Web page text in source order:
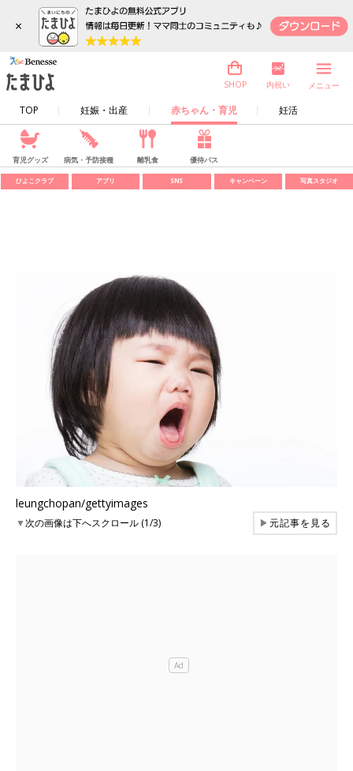
×
TOP 妊娠・出産 赤ちゃん・育児 妊活
SHOP 内祝い メニュー
育児グッズ 病気・予防接種 離乳食 優待パス
ひよこクラブ アプリ SNS キャンペーン 写真スタジオ
leungchopan/gettyimages
▼次の画像は下へスクロール (1/3) ▶元記事を見る